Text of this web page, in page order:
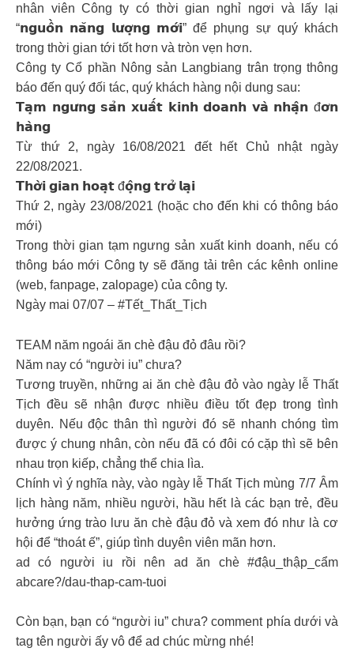
nhân viên Công ty có thời gian nghỉ ngơi và lấy lại
“𝗻𝗴𝘂𝗼̂̀𝗻 𝗻𝗮̆𝗻𝗴 𝗹𝘂̛𝗼̛̣𝗻𝗴 𝗺𝗼̛́𝗶” để phụng sự quý khách
trong thời gian tới tốt hơn và tròn vẹn hơn.
Công ty Cổ phần Nông sản Langbiang trân trọng thông
báo đến quý đối tác, quý khách hàng nội dung sau:
𝗧𝗮̣𝗺 𝗻𝗴𝘂̛𝗻𝗴 𝘀𝗮̉𝗻 𝘅𝘂𝗮̂́𝘁 𝗸𝗶𝗻𝗵 𝗱𝗼𝗮𝗻𝗵 𝘃𝗮̀ 𝗻𝗵𝗮̣̂𝗻 đ𝗼̛𝗻
𝗵𝗮̀𝗻𝗴
Từ thứ 2, ngày 16/08/2021 đết hết Chủ nhật ngày
22/08/2021.
𝗧𝗵𝗼̛̀𝗶 𝗴𝗶𝗮𝗻 𝗵𝗼𝗮̣𝘁 đ𝗼̣̂𝗻𝗴 𝘁𝗿𝗼̛̉ 𝗹𝗮̣𝗶
Thứ 2, ngày 23/08/2021 (hoặc cho đến khi có thông báo
mới)
Trong thời gian tạm ngưng sản xuất kinh doanh, nếu có
thông báo mới Công ty sẽ đăng tải trên các kênh online
(web, fanpage, zalopage) của công ty.
Ngày mai 07/07 – #Tết_Thất_Tịch
TEAM năm ngoái ăn chè đậu đỏ đâu rồi?
Năm nay có “người iu” chưa?
Tương truyền, những ai ăn chè đậu đỏ vào ngày lễ Thất
Tịch đều sẽ nhận được nhiều điều tốt đẹp trong tình
duyên. Nếu độc thân thì người đó sẽ nhanh chóng tìm
được ý chung nhân, còn nếu đã có đôi có cặp thì sẽ bên
nhau trọn kiếp, chẳng thể chia lìa.
Chính vì ý nghĩa này, vào ngày lễ Thất Tịch mùng 7/7 Âm
lịch hàng năm, nhiều người, hầu hết là các bạn trẻ, đều
hưởng ứng trào lưu ăn chè đậu đỏ và xem đó như là cơ
hội để “thoát ế”, giúp tình duyên viên mãn hơn.
ad có người iu rồi nên ad ăn chè #đậu_thập_cẩm
abcare?/dau-thap-cam-tuoi
Còn bạn, bạn có “người iu” chưa? comment phía dưới và
tag tên người ấy vô để ad chúc mừng nhé!